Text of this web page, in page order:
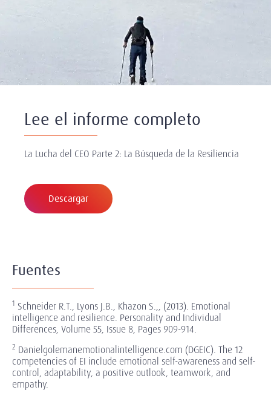
Lee el informe completo
La Lucha del CEO Parte 2: La Búsqueda de la Resiliencia
Descargar
Fuentes
1 Schneider R.T., Lyons J.B., Khazon S.,, (2013). Emotional
intelligence and resilience. Personality and Individual
Differences, Volume 55, Issue 8, Pages 909-914.
2 Danielgolemanemotionalintelligence.com (DGEIC). The 12
competencies of EI include emotional self-awareness and self-
control, adaptability, a positive outlook, teamwork, and
empathy.